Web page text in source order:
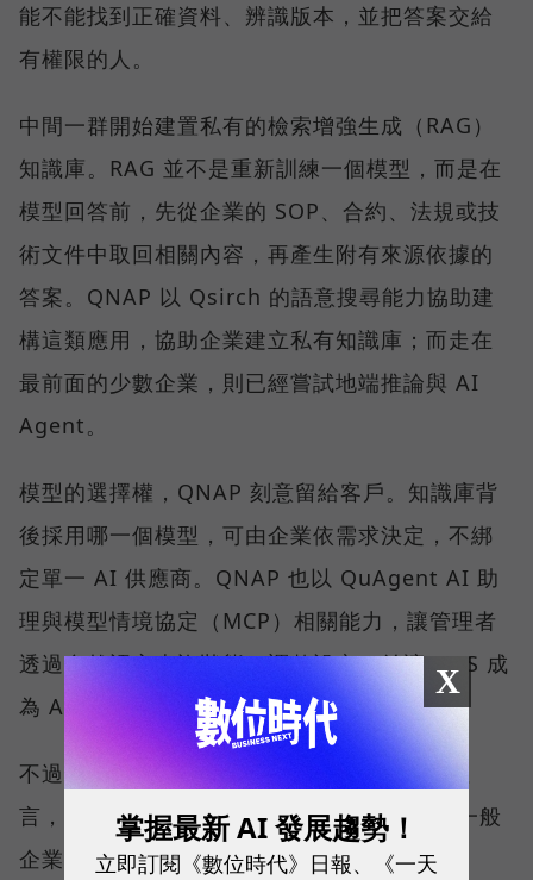
能不能找到正確資料、辨識版本，並把答案交給
有權限的人。
中間一群開始建置私有的檢索增強生成（RAG）
知識庫。RAG 並不是重新訓練一個模型，而是在
模型回答前，先從企業的 SOP、合約、法規或技
術文件中取回相關內容，再產生附有來源依據的
答案。QNAP 以 Qsirch 的語意搜尋能力協助建
構這類應用，協助企業建立私有知識庫；而走在
最前面的少數企業，則已經嘗試地端推論與 AI
Agent。
模型的選擇權，QNAP 刻意留給客戶。知識庫背
後採用哪一個模型，可由企業依需求決定，不綁
定單一 AI 供應商。QNAP 也以 QuAgent AI 助
理與模型情境協定（MCP）相關能力，讓管理者
透過自然語言查詢狀態、調整設定，並讓 NAS 成
為 AI Agent 可調用的資料節點。
不過，劉文義沒有把這條路說得太容易。他坦
言，目前 NAS 硬體的 AI 運算能力仍有限。一般
企業期待的應用，可能需要約 300 到 800
X
掌握最新 AI 發展趨勢！
立即訂閱《數位時代》日報、《一天